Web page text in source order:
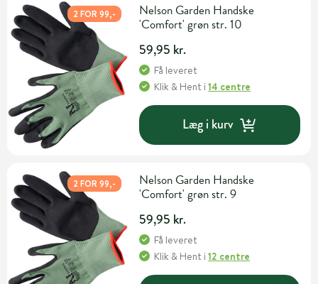
2 FOR 99,-
Nelson Garden Handske
'Comfort' grøn str. 10
59,95 kr.
Få leveret
Klik & Hent i14 centre
Læg i kurv
2 FOR 99,-
Nelson Garden Handske
'Comfort' grøn str. 9
59,95 kr.
Få leveret
Klik & Hent i12 centre